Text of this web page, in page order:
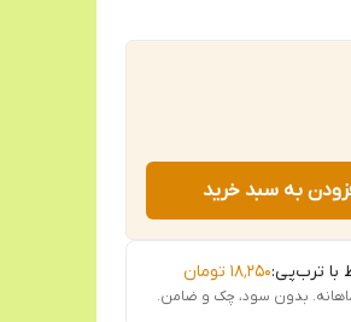
به سبد خرید
ترب‌پی:۱۸٬۲۵۰ تومان